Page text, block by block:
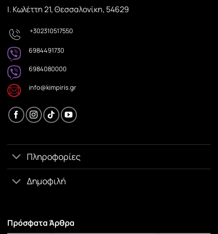
Ι. Κωλέττη 21, Θεσσαλονίκη, 54629
+302310517550
6984491730
6984080000
info@kimpiris.gr
Πληροφορίες
Δημοφιλή
Πρόσφατα Άρθρα